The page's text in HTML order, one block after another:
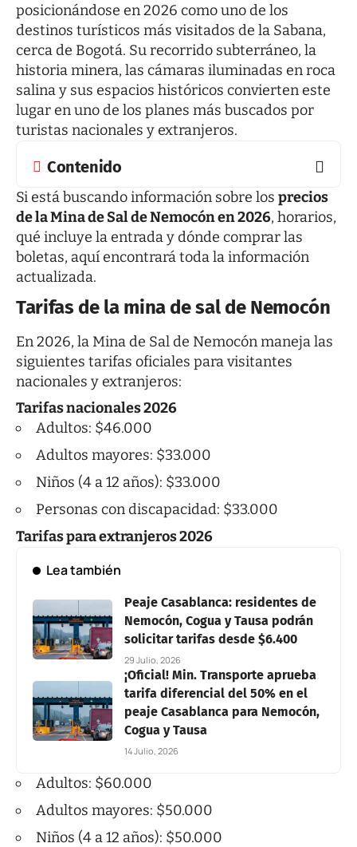
posicionándose en 2026 como uno de los
destinos turísticos más visitados de la Sabana,
cerca de Bogotá. Su recorrido subterráneo, la
historia minera, las cámaras iluminadas en roca
salina y sus espacios históricos convierten este
lugar en uno de los planes más buscados por
turistas nacionales y extranjeros.
Contenido
Si está buscando información sobre los precios
de la Mina de Sal de Nemocón en 2026, horarios,
qué incluye la entrada y dónde comprar las
boletas, aquí encontrará toda la información
actualizada.
Tarifas de la mina de sal de Nemocón
En 2026, la Mina de Sal de Nemocón maneja las
siguientes tarifas oficiales para visitantes
nacionales y extranjeros:
Tarifas nacionales 2026
Adultos: $46.000
Adultos mayores: $33.000
Niños (4 a 12 años): $33.000
Personas con discapacidad: $33.000
Tarifas para extranjeros 2026
Lea también
Peaje Casablanca: residentes de
Nemocón, Cogua y Tausa podrán
solicitar tarifas desde $6.400
29 Julio, 2026
¡Oficial! Min. Transporte aprueba
tarifa diferencial del 50% en el
peaje Casablanca para Nemocón,
Cogua y Tausa
14 Julio, 2026
Adultos: $60.000
Adultos mayores: $50.000
Niños (4 a 12 años): $50.000